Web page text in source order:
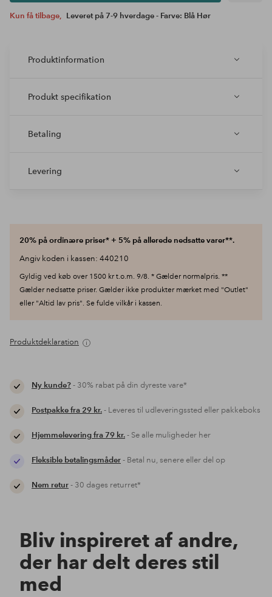
Kun få tilbage, Leveret på 7-9 hverdage - Farve: Blå Hør
Produktinformation
Produkt specifikation
Betaling
Levering
20% på ordinære priser* + 5% på allerede nedsatte varer**.
Angiv koden i kassen: 440210
Gyldig ved køb over 1500 kr t.o.m. 9/8. * Gælder normalpris. **
Gælder nedsatte priser. Gælder ikke produkter mærket med "Outlet"
eller "Altid lav pris". Se fulde vilkår i kassen.
Produktdeklaration
Ny kunde?- 30% rabat på din dyreste vare*
Postpakke fra 29 kr.- Leveres til udleveringssted eller pakkeboks
Hjemmelevering fra 79 kr.- Se alle muligheder her
Fleksible betalingsmåder- Betal nu, senere eller del op
Nem retur- 30 dages returret*
Bliv inspireret af andre,
der har delt deres stil
med